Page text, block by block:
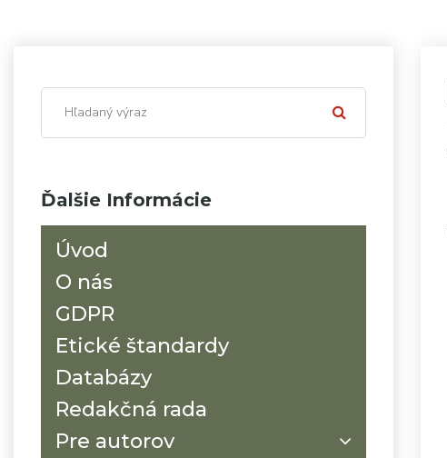
Ďalšie Informácie
Úvod
O nás
GDPR
Etické štandardy
Databázy
Redakčná rada
Pre autorov